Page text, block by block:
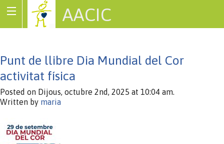
AACIC
Punt de llibre Dia Mundial del Cor
activitat física
Posted on Dijous, octubre 2nd, 2025 at 10:04 am.
Written by maria